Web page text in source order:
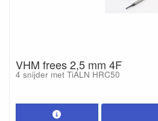
VHM frees 2,5 mm 4F
4 snijder met TiALN HRC50